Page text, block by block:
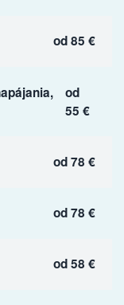
od 85 €
od
55 €
od 78 €
od 78 €
od 58 €